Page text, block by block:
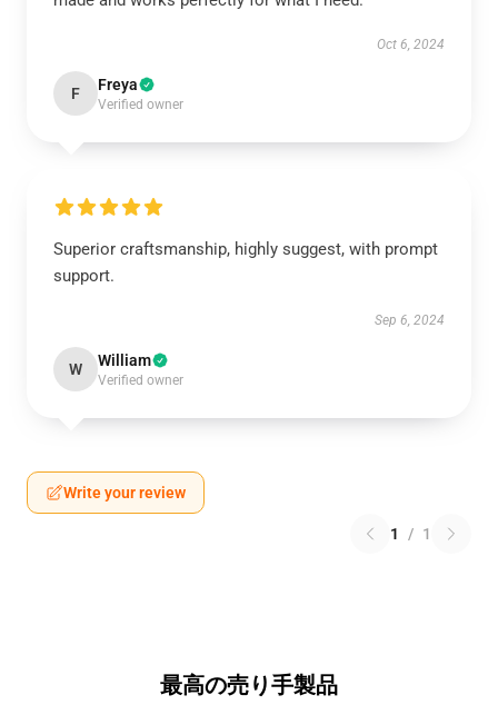
Oct 6, 2024
F Freya
Verified owner
Superior craftsmanship, highly suggest, with prompt
support.
Sep 6, 2024
W William
Verified owner
Write your review
1 / 1
最高の売り手製品